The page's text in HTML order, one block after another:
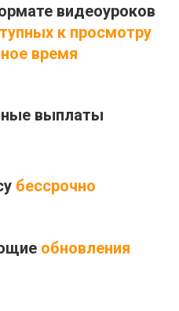
видеоуроков
к просмотру
время
выплаты
бессрочно
обновления